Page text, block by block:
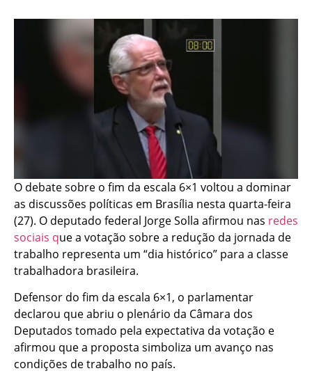
O debate sobre o fim da escala 6×1 voltou a dominar
as discussões políticas em Brasília nesta quarta-feira
(27). O deputado federal Jorge Solla afirmou nas redes
sociais que a votação sobre a redução da jornada de
trabalho representa um “dia histórico” para a classe
trabalhadora brasileira.
Defensor do fim da escala 6×1, o parlamentar
declarou que abriu o plenário da Câmara dos
Deputados tomado pela expectativa da votação e
afirmou que a proposta simboliza um avanço nas
condições de trabalho no país.